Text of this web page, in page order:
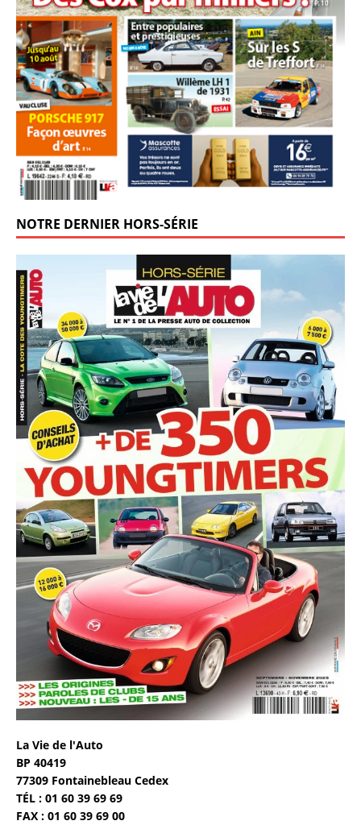
NOTRE DERNIER HORS-SÉRIE
La Vie de l'Auto
BP 40419
77309 Fontainebleau Cedex
TÉL : 01 60 39 69 69
FAX : 01 60 39 69 00